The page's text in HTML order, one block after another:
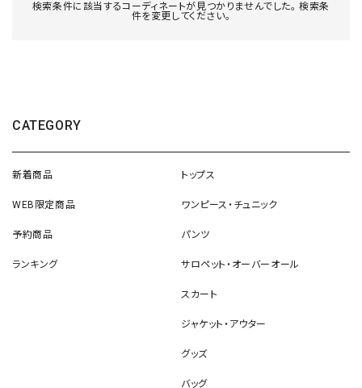
検索条件に該当するコーディネートが見つかりませんでした。 検索条
件を変更してください。
CATEGORY
新着商品
WEB限定商品
予約商品
ランキング
トップス
ワンピース・チュニック
パンツ
サロペット・オーバーオール
スカート
ジャケット・アウター
グッズ
バッグ